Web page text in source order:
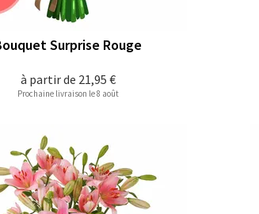
à partir de 21,95 €
Surprise Rouge
Prochaine livraison le 8 août